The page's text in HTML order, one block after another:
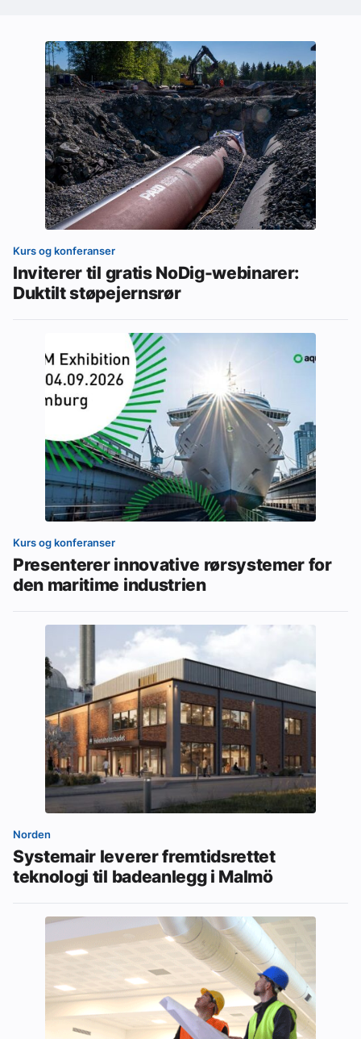
Kurs og konferanser
Inviterer til gratis NoDig-webinarer:
Duktilt støpejernsrør
Kurs og konferanser
Presenterer innovative rørsystemer for
den maritime industrien
Norden
Systemair leverer fremtidsrettet
teknologi til badeanlegg i Malmö